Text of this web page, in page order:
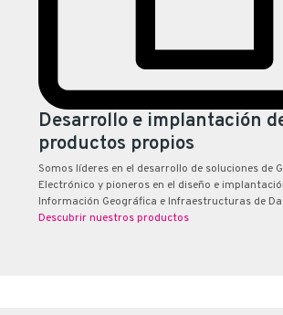
Desarrollo e implantación
productos propios
Somos líderes en el desarrollo de soluciones de
Electrónico y pioneros en el diseño e
Información Geográfica e Infraestructuras de
Descubrir nuestros productos